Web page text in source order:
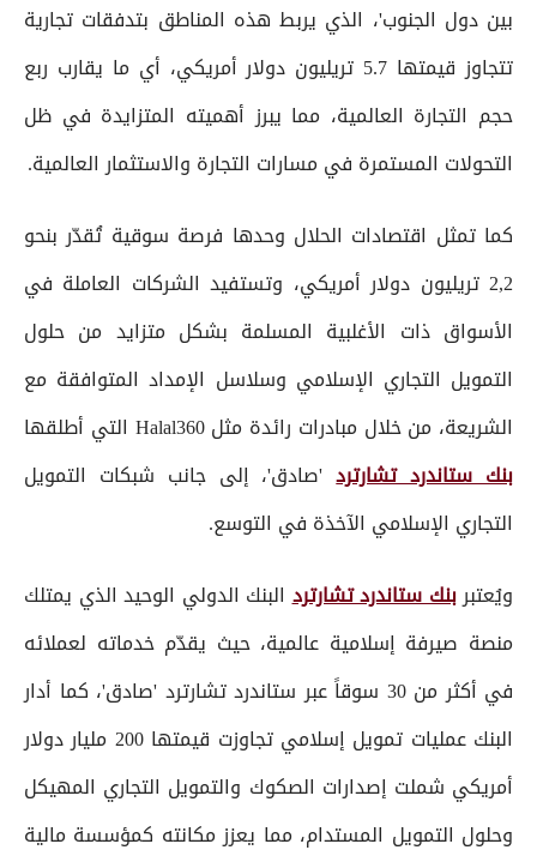
بين دول الجنوب'، الذي يربط هذه المناطق بتدفقات تجارية
تتجاوز قيمتها 5.7 تريليون دولار أمريكي، أي ما يقارب ربع
حجم التجارة العالمية، مما يبرز أهميته المتزايدة في ظل
التحولات المستمرة في مسارات التجارة والاستثمار العالمية.
كما تمثل اقتصادات الحلال وحدها فرصة سوقية تُقدّر بنحو
2,2 تريليون دولار أمريكي، وتستفيد الشركات العاملة في
الأسواق ذات الأغلبية المسلمة بشكل متزايد من حلول
التمويل التجاري الإسلامي وسلاسل الإمداد المتوافقة مع
الشريعة، من خلال مبادرات رائدة مثل Halal360 التي أطلقها
بنك ستاندرد تشارترد'صادق'، إلى جانب شبكات التمويل
التجاري الإسلامي الآخذة في التوسع.
ويُعتبربنك ستاندرد تشارتردالبنك الدولي الوحيد الذي يمتلك
منصة صيرفة إسلامية عالمية، حيث يقدّم خدماته لعملائه
في أكثر من 30 سوقاً عبر ستاندرد تشارترد 'صادق'، كما أدار
البنك عمليات تمويل إسلامي تجاوزت قيمتها 200 مليار دولار
أمريكي شملت إصدارات الصكوك والتمويل التجاري المهيكل
وحلول التمويل المستدام، مما يعزز مكانته كمؤسسة مالية